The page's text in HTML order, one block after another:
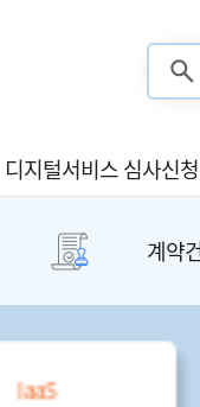
디지털서비스 심사신청
계약
SaaS